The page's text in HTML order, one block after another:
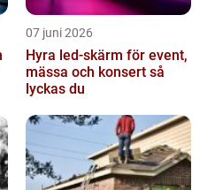
07 juni 2026
Hyra led-skärm för event,
mässa och konsert så
lyckas du